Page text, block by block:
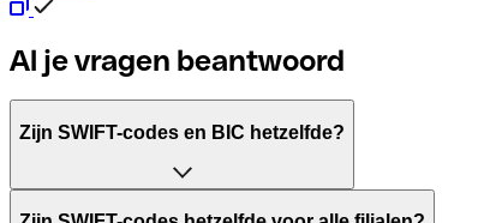
Al je vragen beantwoord
Zijn SWIFT-codes en BIC hetzelfde?